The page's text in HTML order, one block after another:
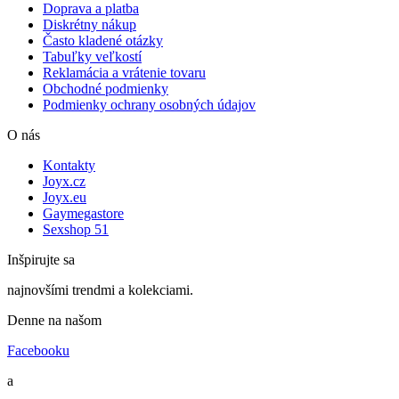
Doprava a platba
Diskrétny nákup
Často kladené otázky
Tabuľky veľkostí
Reklamácia a vrátenie tovaru
Obchodné podmienky
Podmienky ochrany osobných údajov
O nás
Kontakty
Joyx.cz
Joyx.eu
Gaymegastore
Sexshop 51
Inšpirujte sa
najnovšími trendmi a kolekciami.
Denne na našom
Facebooku
a